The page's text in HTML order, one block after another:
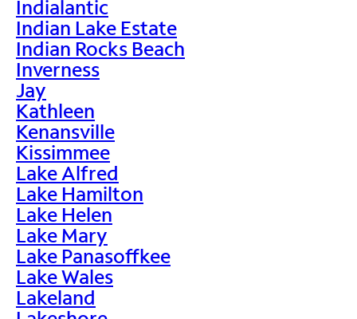
Indialantic
Indian Lake Estate
Indian Rocks Beach
Inverness
Jay
Kathleen
Kenansville
Kissimmee
Lake Alfred
Lake Hamilton
Lake Helen
Lake Mary
Lake Panasoffkee
Lake Wales
Lakeland